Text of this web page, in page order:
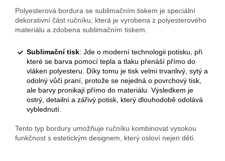
Polyesterová bordura se sublimačním tiskem je speciální
dekorativní část ručníku, která je vyrobena z polyesterového
materiálu a zdobena sublimačním tiskem.
Sublimační tisk: Jde o moderní technologii potisku, při
které se barva pomocí tepla a tlaku přenáší přímo do
vláken polyesteru. Díky tomu je tisk velmi trvanlivý, sytý a
odolný vůči praní, protože se nejedná o povrchový tisk,
ale barvy pronikají přímo do materiálu. Výsledkem je
ostrý, detailní a zářivý potisk, který dlouhodobě odolává
vyblednutí.
Tento typ bordury umožňuje ručníku kombinovat vysokou
funkčnost s estetickým designem, který osloví nejen děti.